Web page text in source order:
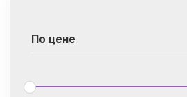
По цене